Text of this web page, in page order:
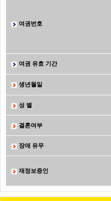
여권번호
여권 유효 기간
생년월일
성 별
결혼여부
장애 유무
재정보증인